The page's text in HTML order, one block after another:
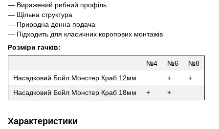
— Виражений рибний профіль
— Щільна структура
— Природна донна подача
— Підходить для класичних коропових монтажів
Розміри гачків:
№4 №6
№8
Насадковий Бойл Монстер Краб 12мм
+
+
Насадковий Бойл Монстер Краб 18мм
+ +
Характеристики